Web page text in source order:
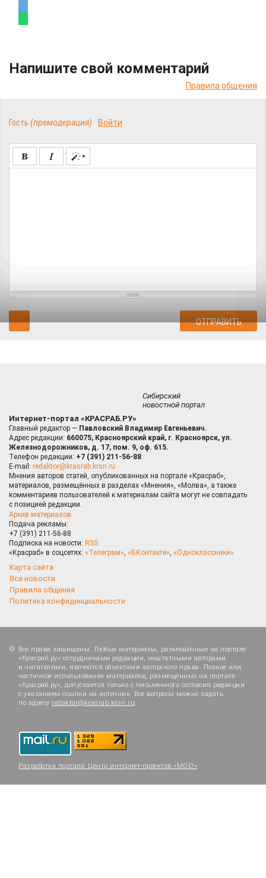
Напишите свой комментарий
Правила общения
Гость (премодерация) Войти
Сибирский
новостной портал
Интернет-портал «КРАСРАБ.РУ»
Главный редактор — Павловский Владимир Евгеньевич.
Адрес редакции: 660075, Красноярский край, г. Красноярск, ул.
Железнодорожников, д. 17, пом. 9, оф. 615.
Телефон редакции: +7 (391) 211-56-88
E-mail: redaktor@krasrab.krsn.ru
Мнения авторов статей, опубликованных на портале «Красраб»,
материалов, размещённых в разделах «Мнения», «Молва», а также
комментариев пользователей к материалам сайта могут не совпадать
с позицией редакции.
Архив материалов
Подача рекламы:
+7 (391) 211-56-88
Подписка на новости: RSS
«Красраб» в соцсетях: «Телеграм», «ВКонтакте», «Одноклассники»
Карта сайта
Все новости
Правила общения
Политика конфиденциальности
Все права защищены. Любые материалы, размещённые на портале
«Красраб.ру» сотрудниками редакции, нештатными авторами
и читателями, являются объектами авторского права. Полное или
частичное использование материалов, размещённых на портале
«Красраб.ру», допускается только с письменного согласия редакции
с указанием ссылки на источник. Все вопросы можно задать
по адресу redaktor@krasrab.krsn.ru.
Разработка портала: Центр интернет-проектов «МОЁ!»